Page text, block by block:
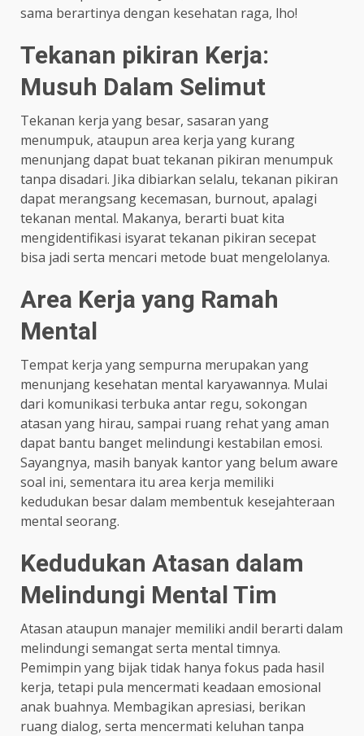
sama berartinya dengan kesehatan raga, lho!
Tekanan pikiran Kerja:
Musuh Dalam Selimut
Tekanan kerja yang besar, sasaran yang
menumpuk, ataupun area kerja yang kurang
menunjang dapat buat tekanan pikiran menumpuk
tanpa disadari. Jika dibiarkan selalu, tekanan pikiran
dapat merangsang kecemasan, burnout, apalagi
tekanan mental. Makanya, berarti buat kita
mengidentifikasi isyarat tekanan pikiran secepat
bisa jadi serta mencari metode buat mengelolanya.
Area Kerja yang Ramah
Mental
Tempat kerja yang sempurna merupakan yang
menunjang kesehatan mental karyawannya. Mulai
dari komunikasi terbuka antar regu, sokongan
atasan yang hirau, sampai ruang rehat yang aman
dapat bantu banget melindungi kestabilan emosi.
Sayangnya, masih banyak kantor yang belum aware
soal ini, sementara itu area kerja memiliki
kedudukan besar dalam membentuk kesejahteraan
mental seorang.
Kedudukan Atasan dalam
Melindungi Mental Tim
Atasan ataupun manajer memiliki andil berarti dalam
melindungi semangat serta mental timnya.
Pemimpin yang bijak tidak hanya fokus pada hasil
kerja, tetapi pula mencermati keadaan emosional
anak buahnya. Membagikan apresiasi, berikan
ruang dialog, serta mencermati keluhan tanpa